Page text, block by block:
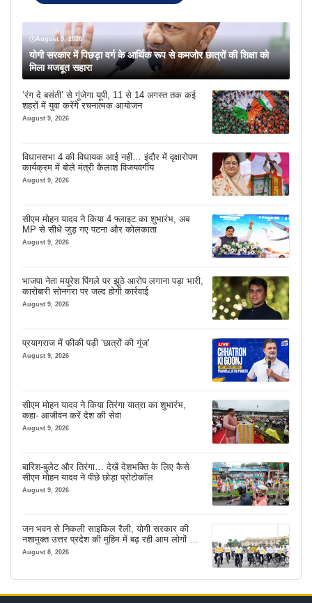
August 9, 2026
योगी सरकार में पिछड़ा वर्ग के आर्थिक रूप से कमजोर छात्रों की शिक्षा को
मिला मजबूत सहारा
‘रंग दे बसंती’ से गूंजेगा यूपी, 11 से 14 अगस्त तक कई
शहरों में युवा करेंगे रचनात्मक आयोजन
August 9, 2026
विधानसभा 4 की विधायक आई नहीं… इंदौर में वृक्षारोपण
कार्यक्रम में बोले मंत्री कैलाश विजयवर्गीय
August 9, 2026
सीएम मोहन यादव ने किया 4 फ्लाइट का शुभारंभ, अब
MP से सीधे जुड़ गए पटना और कोलकाता
August 9, 2026
भाजपा नेता मयूरेश पिंगले पर झूठे आरोप लगाना पड़ा भारी,
कारोबारी सोनगरा पर जल्द होगी कार्रवाई
August 9, 2026
प्रयागराज में फीकी पड़ी ‘छात्रों की गूंज’
August 9, 2026
सीएम मोहन यादव ने किया तिरंगा यात्रा का शुभारंभ,
कहा- आजीवन करें देश की सेवा
August 9, 2026
बारिश-बुलेट और तिरंगा… देखें देशभक्ति के लिए कैसे
सीएम मोहन यादव ने पीछे छोड़ा प्रोटोकॉल
August 9, 2026
जन भवन से निकली साइकिल रैली, योगी सरकार की
नशामुक्त उत्तर प्रदेश की मुहिम में बढ़ रही आम लोगों की
भागीदारी
August 8, 2026